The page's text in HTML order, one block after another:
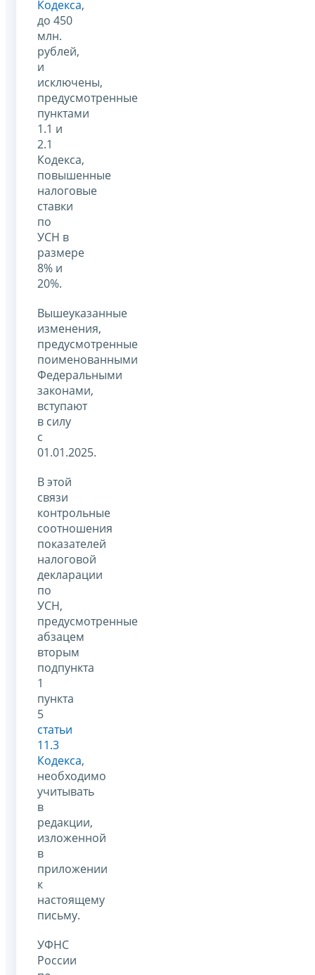
Кодекса,
до 450
млн.
рублей,
и
исключены,
предусмотренные
пунктами
1.1 и
2.1
Кодекса,
повышенные
налоговые
ставки
по
УСН в
размере
8% и
20%.
Вышеуказанные
изменения,
предусмотренные
поименованными
Федеральными
законами,
вступают
в силу
с
01.01.2025.
В этой
связи
контрольные
соотношения
показателей
налоговой
декларации
по
УСН,
предусмотренные
абзацем
вторым
подпункта
1
пункта
5
статьи
11.3
Кодекса,
необходимо
учитывать
в
редакции,
изложенной
в
приложении
к
настоящему
письму.
УФНС
России